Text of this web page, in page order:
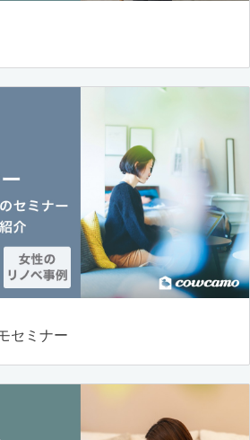
セミナー